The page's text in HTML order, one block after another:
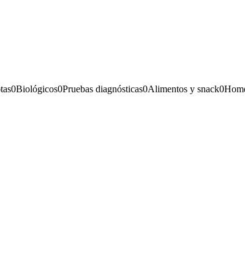
0Biológicos0Pruebas diagnósticas0Alimentos y snack0